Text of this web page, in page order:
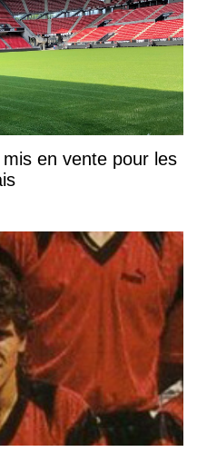
en vente pour les